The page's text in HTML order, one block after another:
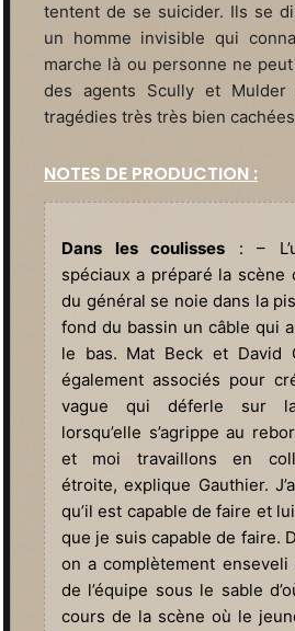
tentent de se suicider. Ils se
un homme invisible qui
marche là ou personne ne peut
des agents Scully et
tragédies très très bien
NOTES DE PRODUCTION :
Dans les coulisses : –
spéciaux a préparé la scène
du général se noie dans la
fond du bassin un câble qui
le bas. Mat Beck et David
également associés pour
vague qui déferle sur
lorsqu’elle s’agrippe au
et moi travaillons en
étroite, explique Gauthier.
qu’il est capable de faire et
que je suis capable de faire.
on a complètement enseveli
de l’équipe sous le sable
cours de la scène où le